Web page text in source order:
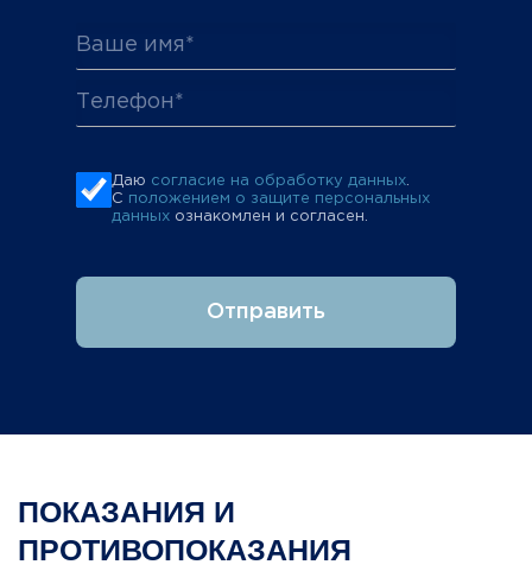
Даю согласие на обработку данных
С положением о защите персональных
данных ознакомлен и согласен.
Отправить
ПОКАЗАНИЯ И
ПРОТИВОПОКАЗАНИЯ